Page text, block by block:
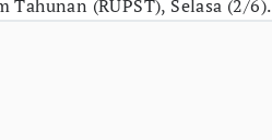
Tahunan (RUPST), Selasa (2/6).